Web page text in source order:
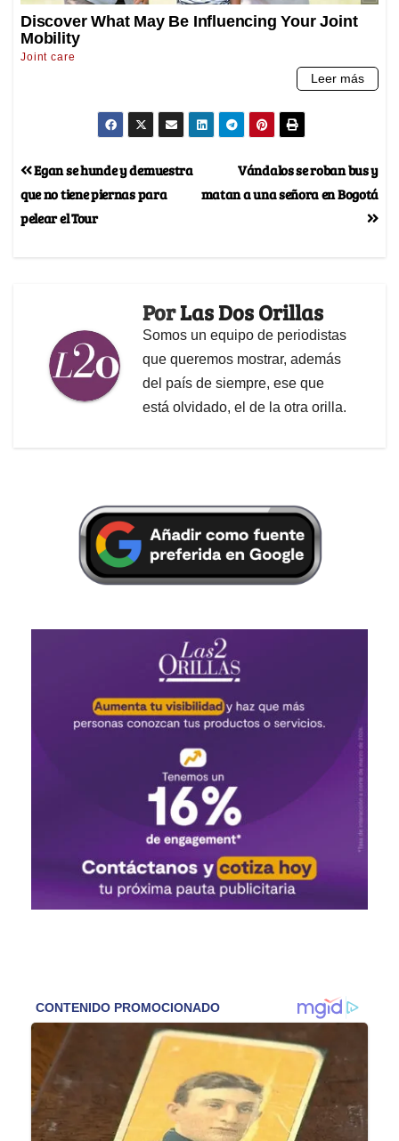
Vándalos se roban bus y
matan a una señora en Bogotá
Egan se hunde y demuestra
que no tiene piernas para
pelear el Tour
PorLas Dos Orillas
Somos un equipo de periodistas
que queremos mostrar, además
del país de siempre, ese que
está olvidado, el de la otra orilla.